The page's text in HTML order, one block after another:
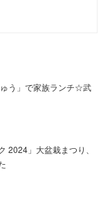
う」で家族ランチ☆武
2024」大盆栽まつり、